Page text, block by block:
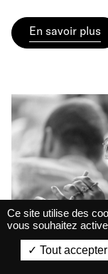
En savoir plus
La
La
VIEW -
Ce site utilise des
vous souhaitez
Tout accepter